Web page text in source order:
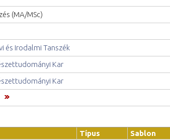
(MA/MSc)
és Irodalmi Tanszék
Kar
Kar
Típus Sablon